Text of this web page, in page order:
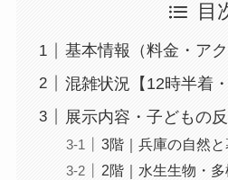
目
基本情報（料金・ア
混雑状況【12時半着・
展示内容・子どもの
3階｜兵庫の自然と
2階｜水生生物・多